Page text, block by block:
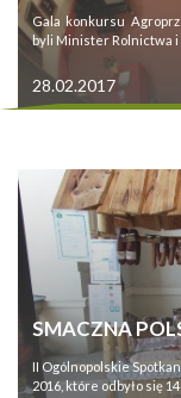
Gala konkursu
byli Minister Rolnictwa i
28.02.2017
SMACZNA
II Ogólnopolskie
2016, które odbyło się 14 ...